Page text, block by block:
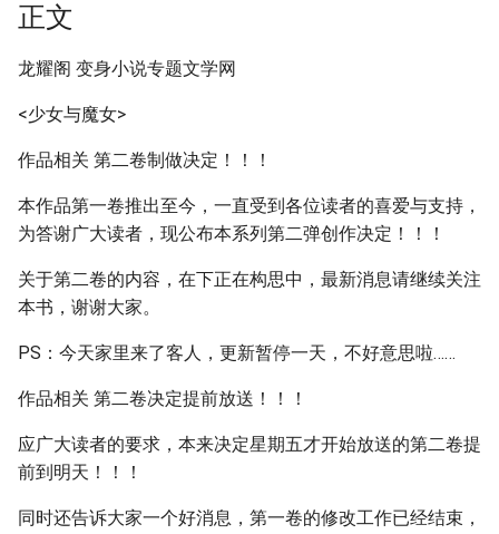
正文
龙耀阁 变身小说专题文学网
<少女与魔女>
作品相关 第二卷制做决定！！！
本作品第一卷推出至今，一直受到各位读者的喜爱与支持，
为答谢广大读者，现公布本系列第二弹创作决定！！！
关于第二卷的内容，在下正在构思中，最新消息请继续关注
本书，谢谢大家。
PS：今天家里来了客人，更新暂停一天，不好意思啦……
作品相关 第二卷决定提前放送！！！
应广大读者的要求，本来决定星期五才开始放送的第二卷提
前到明天！！！
同时还告诉大家一个好消息，第一卷的修改工作已经结束，